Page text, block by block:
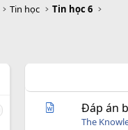
Tin học Tin học 6
Đáp án
The